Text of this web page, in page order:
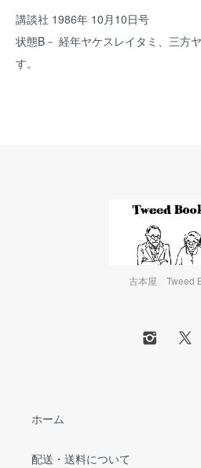
講談社 1986年 10月10日号
状態B－ 経年ヤケスレイタミ、三方
す。
古本屋 Tweed
ホーム
配送・送料について